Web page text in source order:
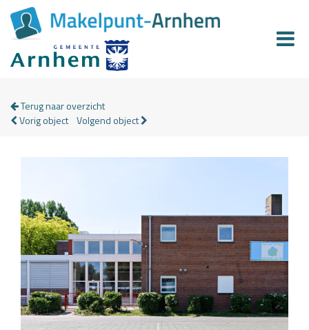
Terug naar overzicht
Vorig object Volgend object